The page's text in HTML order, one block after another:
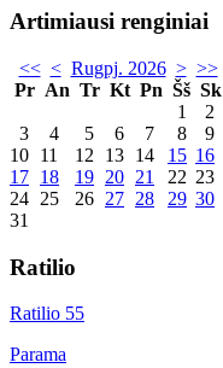
Artimiausi renginiai
<< < Rugpj. 2026 > >>
Pr An Tr Kt Pn Šš Sk
1
2
3
4 5 6 7 8
9
10 11 12 13 14 15 16
17 18 19 20 21 22 23
24 25 26 27 28 29 30
31
Ratilio
Ratilio 55
Parama